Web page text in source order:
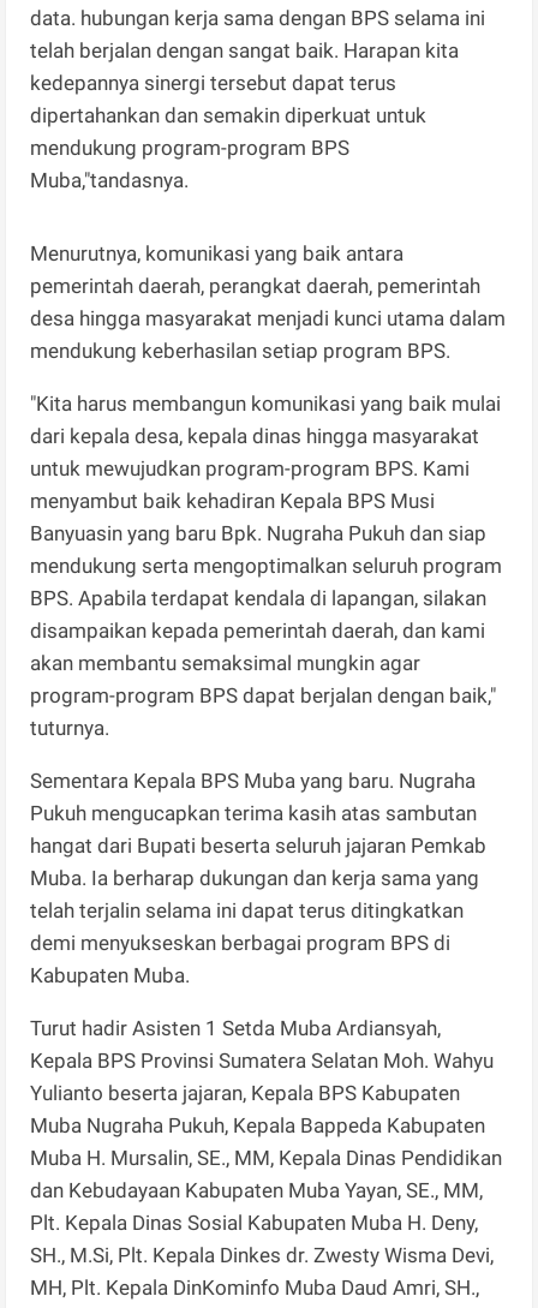
data. hubungan kerja sama dengan BPS selama ini
telah berjalan dengan sangat baik. Harapan kita
kedepannya sinergi tersebut dapat terus
dipertahankan dan semakin diperkuat untuk
mendukung program-program BPS
Muba,"tandasnya.
Menurutnya, komunikasi yang baik antara
pemerintah daerah, perangkat daerah, pemerintah
desa hingga masyarakat menjadi kunci utama dalam
mendukung keberhasilan setiap program BPS.
"Kita harus membangun komunikasi yang baik mulai
dari kepala desa, kepala dinas hingga masyarakat
untuk mewujudkan program-program BPS. Kami
menyambut baik kehadiran Kepala BPS Musi
Banyuasin yang baru Bpk. Nugraha Pukuh dan siap
mendukung serta mengoptimalkan seluruh program
BPS. Apabila terdapat kendala di lapangan, silakan
disampaikan kepada pemerintah daerah, dan kami
akan membantu semaksimal mungkin agar
program-program BPS dapat berjalan dengan baik,"
tuturnya.
Sementara Kepala BPS Muba yang baru. Nugraha
Pukuh mengucapkan terima kasih atas sambutan
hangat dari Bupati beserta seluruh jajaran Pemkab
Muba. Ia berharap dukungan dan kerja sama yang
telah terjalin selama ini dapat terus ditingkatkan
demi menyukseskan berbagai program BPS di
Kabupaten Muba.
Turut hadir Asisten 1 Setda Muba Ardiansyah,
Kepala BPS Provinsi Sumatera Selatan Moh. Wahyu
Yulianto beserta jajaran, Kepala BPS Kabupaten
Muba Nugraha Pukuh, Kepala Bappeda Kabupaten
Muba H. Mursalin, SE., MM, Kepala Dinas Pendidikan
dan Kebudayaan Kabupaten Muba Yayan, SE., MM,
Plt. Kepala Dinas Sosial Kabupaten Muba H. Deny,
SH., M.Si, Plt. Kepala Dinkes dr. Zwesty Wisma Devi,
MH, Plt. Kepala DinKominfo Muba Daud Amri, SH.,